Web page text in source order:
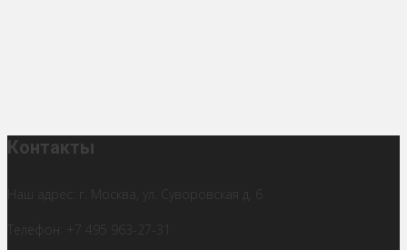
Контакты
Наш адрес: г. Москва, ул. Суворовская д. 6
Телефон: +7 495 963-27-31